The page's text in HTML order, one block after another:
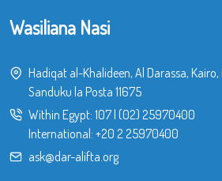
Wasiliana Nasi
Hadiqat al-Khalideen, Al Darassa, Kairo,
Sanduku la Posta 11675
Within Egypt: 107| (02) 25970400
International: +20 2 25970400
ask@dar-alifta.org